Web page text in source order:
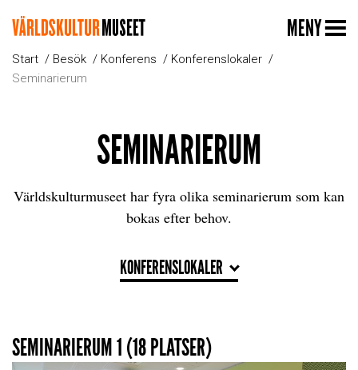
MENY
Start Besök Konferens
Konferenslokaler
Seminarierum
SEMINARIERUM
Världskulturmuseet har fyra olika seminarierum som kan
bokas efter behov.
KONFERENSLOKALER
SEMINARIERUM 1 (18 PLATSER)